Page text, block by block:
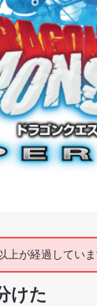
上が経過していま
けた